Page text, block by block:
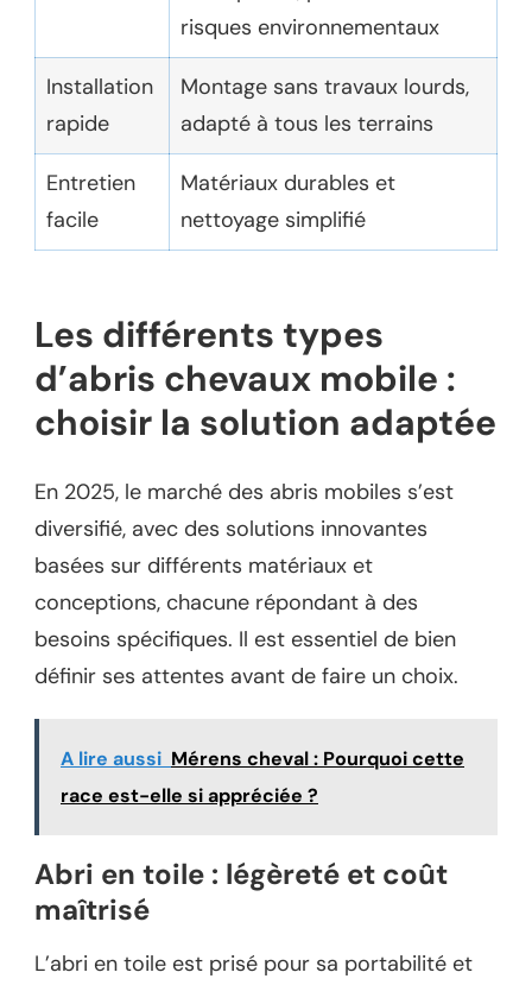
risques environnementaux
Installation
rapide
Montage sans travaux lourds,
adapté à tous les terrains
Entretien
facile
Matériaux durables et
nettoyage simplifié
Les différents types
d’abris chevaux mobile :
choisir la solution adaptée
En 2025, le marché des abris mobiles s’est
diversifié, avec des solutions innovantes
basées sur différents matériaux et
conceptions, chacune répondant à des
besoins spécifiques. Il est essentiel de bien
définir ses attentes avant de faire un choix.
A lire aussi Mérens cheval : Pourquoi cette
race est-elle si appréciée ?
Abri en toile : légèreté et coût
maîtrisé
L’abri en toile est prisé pour sa portabilité et